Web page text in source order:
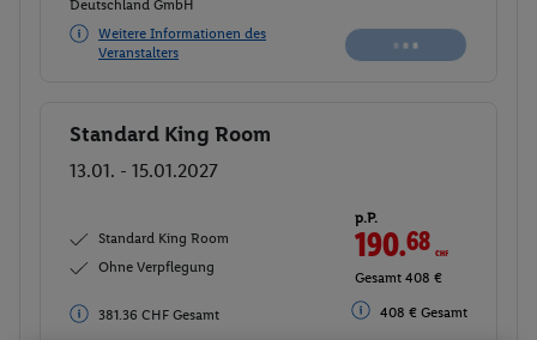
Deutschland GmbH
Weitere Informationen des
Veranstalters
Buchen
Standard King Room
13.01. - 15.01.2027
Standard King Room
Ohne Verpflegung
381.36 CHF Gesamt
p.P.
190.68CHF
Gesamt 408 €
408 € Gesamt